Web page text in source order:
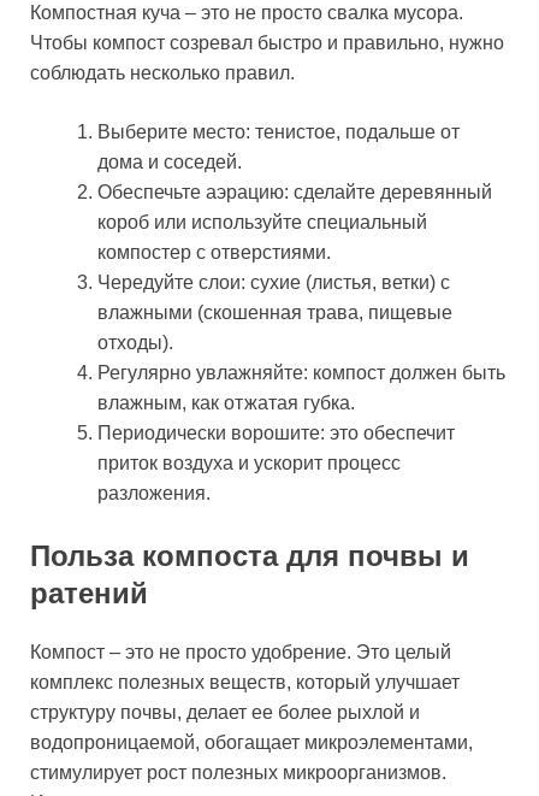
Компостная куча – это не просто свалка мусора.
Чтобы компост созревал быстро и правильно, нужно
соблюдать несколько правил.
Выберите место: тенистое, подальше от
дома и соседей.
Обеспечьте аэрацию: сделайте деревянный
короб или используйте специальный
компостер с отверстиями.
Чередуйте слои: сухие (листья, ветки) с
влажными (скошенная трава, пищевые
отходы).
Регулярно увлажняйте: компост должен быть
влажным, как отжатая губка.
Периодически ворошите: это обеспечит
приток воздуха и ускорит процесс
разложения.
Польза компоста для почвы и
ратений
Компост – это не просто удобрение. Это целый
комплекс полезных веществ, который улучшает
структуру почвы, делает ее более рыхлой и
водопроницаемой, обогащает микроэлементами,
стимулирует рост полезных микроорганизмов.